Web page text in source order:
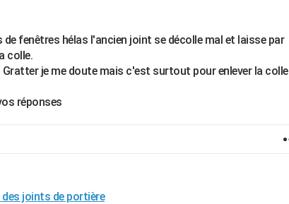
fenêtres hélas l'ancien joint se décolle mal et laisse par
colle.
je me doute mais c'est surtout pour enlever la colle
réponses
joints de portière